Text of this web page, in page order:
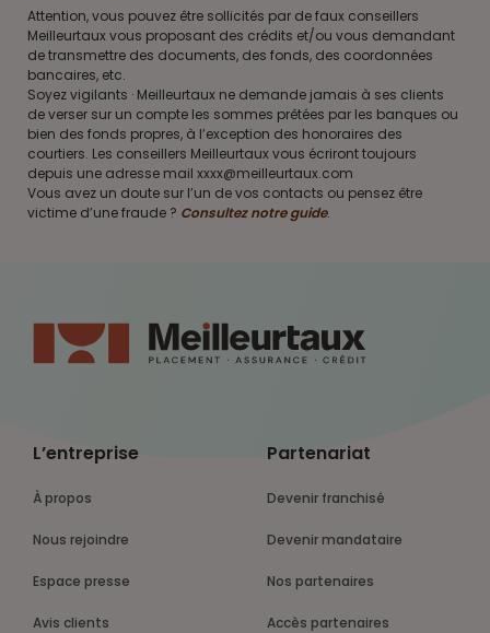
Attention, vous pouvez être sollicités par de faux conseillers
Meilleurtaux vous proposant des crédits et/ou vous demandant
de transmettre des documents, des fonds, des coordonnées
bancaires, etc.
Soyez vigilants · Meilleurtaux ne demande jamais à ses clients
de verser sur un compte les sommes prêtées par les banques ou
bien des fonds propres, à l’exception des honoraires des
courtiers. Les conseillers Meilleurtaux vous écriront toujours
depuis une adresse mail xxxx@meilleurtaux.com
Vous avez un doute sur l’un de vos contacts ou pensez être
victime d’une fraude ? Consultez notre guide.
L’entreprise
À propos
Nous rejoindre
Espace presse
Avis clients
Partenariat
Devenir franchisé
Devenir mandataire
Nos partenaires
Accès partenaires